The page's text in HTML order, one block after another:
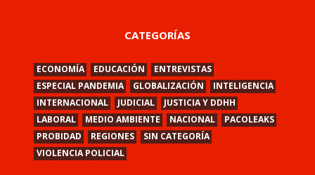
CATEGORÍAS
ECONOMÍA EDUCACIÓN
ENTREVISTAS
ESPECIAL PANDEMIA
GLOBALIZACIÓN
INTELIGENCIA
INTERNACIONAL
JUDICIAL
JUSTICIA Y DDHH
LABORAL
MEDIO AMBIENTE NACIONAL
PACOLEAKS
PROBIDAD
REGIONES
SIN CATEGORÍA
VIOLENCIA POLICIAL